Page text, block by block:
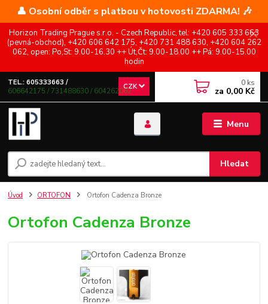
👤 Osobní odběr s platbou v hotovosti ZDARMA! 🎶
Horizon Trading Prague s.r.o. - Czech Republic, tel: +420 605 333 663
(pevná-obchod), +420 606 642 175, +420 731 488 630, +420 604 262
062, open: Po,St: 9.00-16.30 ++ Út,Čt: 9.00-18.00 ++ Pá: 9.00-15.00
hodin
Menu
CZK
Hledat
TEL.: 605333663 /
606642175 / 731488630 / 604262062
0 ks
za 0,00 Kč
Úvod ORTOFON Ortofon Cadenza Bronze
Ortofon Cadenza Bronze